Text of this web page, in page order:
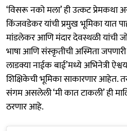
‘विसरू नको मला’ ही उत्कट
किंजवडेकर यांची प्रमुख भूमिका यात
मांडलेकर आणि मंदार देवस्थळी यांची
भाषा आणि संस्कृतीची अस्मिता
लाडक्या नाईक बाई’मध्ये अभिनेत्री
शिक्षिकेची भूमिका साकारणार आहेत.
संगम असलेली ‘मी कात टाकली’ ही
ठरणार आहे.